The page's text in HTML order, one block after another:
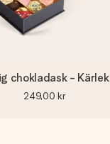
chokladask - Kärlek
249,00 kr